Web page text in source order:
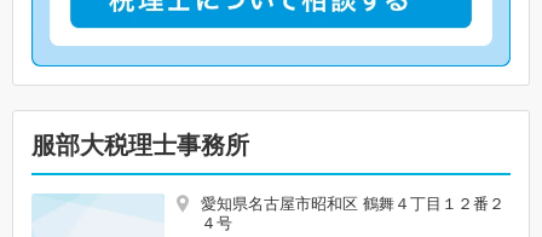
服部大税理士事務所
愛知県名古屋市昭和区 鶴舞４丁目１２番２
４号